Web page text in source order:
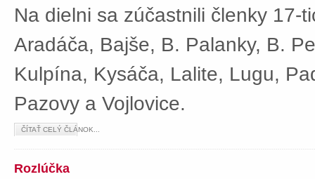
Na dielni sa zúčastnili členky 17-
Aradáča, Bajše, B. Palanky, B.
Kulpína, Kysáča, Lalite, Lugu,
Pazovy a Vojlovice.
ČÍTAŤ CELÝ ČLÁNOK...
Rozlúčka